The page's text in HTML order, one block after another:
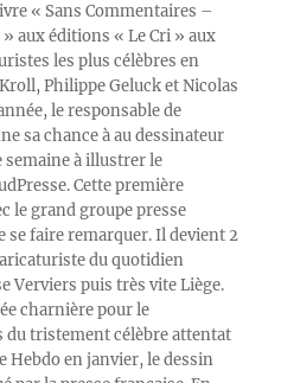
« Sans Commentaires –
aux éditions « Le Cri » aux
les plus célèbres en
Philippe Geluck et Nicolas
le responsable de
sa chance à au dessinateur
semaine à illustrer le
Cette première
le grand groupe presse
se faire remarquer. Il devient 2
du quotidien
Verviers puis très vite Liège.
charnière pour le
du tristement célèbre attentat
Hebdo en janvier, le dessin